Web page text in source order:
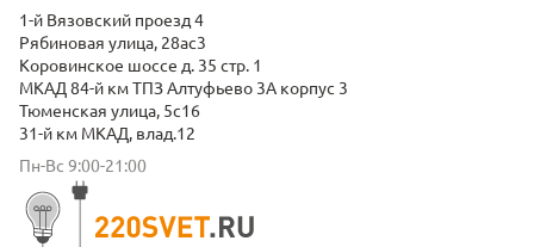
1-й Вязовский проезд 4
Рябиновая улица, 28ас3
Коровинское шоссе д. 35 стр. 1
МКАД 84-й км ТПЗ Алтуфьево 3А корпус 3
Тюменская улица, 5с16
31-й км МКАД, влад.12
Пн-Вс 9:00-21:00